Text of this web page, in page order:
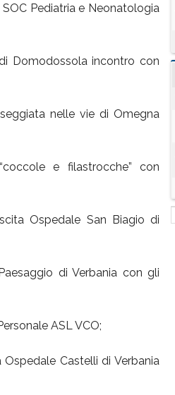
Pediatria e Neonatologia
Domodossola incontro con
nelle vie di Omegna
e filastrocche” con
Ospedale San Biagio di
di Verbania con gli
ASL VCO;
Castelli di Verbania